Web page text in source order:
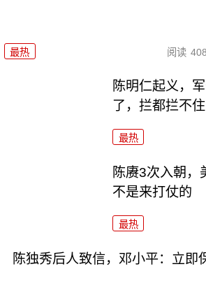
最热 阅读
陈明仁起义，
了，拦都拦不住
最热
陈赓3次入朝，
不是来打仗的
最热
陈独秀后人致信，邓小平：立即